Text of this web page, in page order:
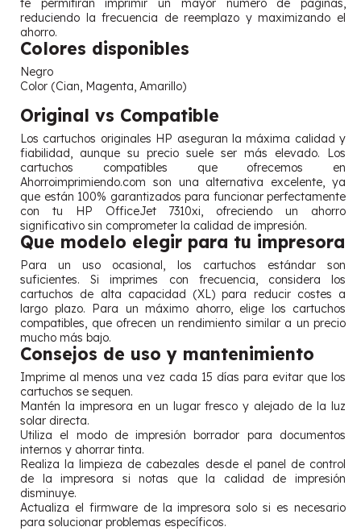
te permitirán imprimir un mayor número de páginas,
reduciendo la frecuencia de reemplazo y maximizando el
ahorro.
Colores disponibles
Negro
Color (Cian, Magenta, Amarillo)
Original vs Compatible
Los cartuchos originales HP aseguran la máxima calidad y
fiabilidad, aunque su precio suele ser más elevado. Los
cartuchos compatibles que ofrecemos en
Ahorroimprimiendo.com son una alternativa excelente, ya
que están 100% garantizados para funcionar perfectamente
con tu HP OfficeJet 7310xi, ofreciendo un ahorro
significativo sin comprometer la calidad de impresión.
Que modelo elegir para tu impresora
Para un uso ocasional, los cartuchos estándar son
suficientes. Si imprimes con frecuencia, considera los
cartuchos de alta capacidad (XL) para reducir costes a
largo plazo. Para un máximo ahorro, elige los cartuchos
compatibles, que ofrecen un rendimiento similar a un precio
mucho más bajo.
Consejos de uso y mantenimiento
Imprime al menos una vez cada 15 días para evitar que los
cartuchos se sequen.
Mantén la impresora en un lugar fresco y alejado de la luz
solar directa.
Utiliza el modo de impresión borrador para documentos
internos y ahorrar tinta.
Realiza la limpieza de cabezales desde el panel de control
de la impresora si notas que la calidad de impresión
disminuye.
Actualiza el firmware de la impresora solo si es necesario
para solucionar problemas específicos.